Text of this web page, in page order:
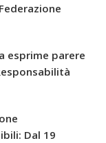
esprime parere
Dal 19